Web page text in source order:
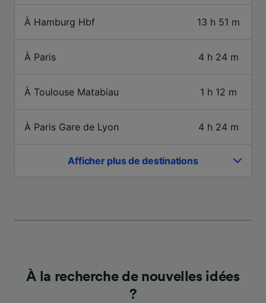
À Hamburg Hbf 13 h 51 m
À Paris 4 h 24 m
À Toulouse Matabiau 1 h 12 m
À Paris Gare de Lyon 4 h 24 m
Afficher plus de destinations
À la recherche de nouvelles idées
?